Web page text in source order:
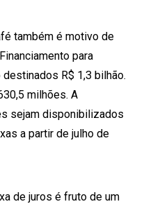
também é motivo de
para
R$ 1,3 bilhão.
milhões. A
sejam disponibilizados
a partir de julho de
de juros é fruto de um